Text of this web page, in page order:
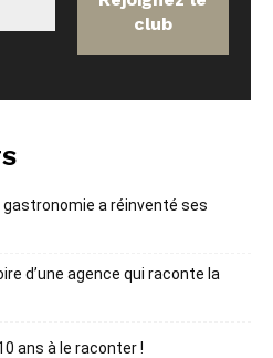
gastronomie a réinventé ses
d’une agence qui raconte la
ans à le raconter !